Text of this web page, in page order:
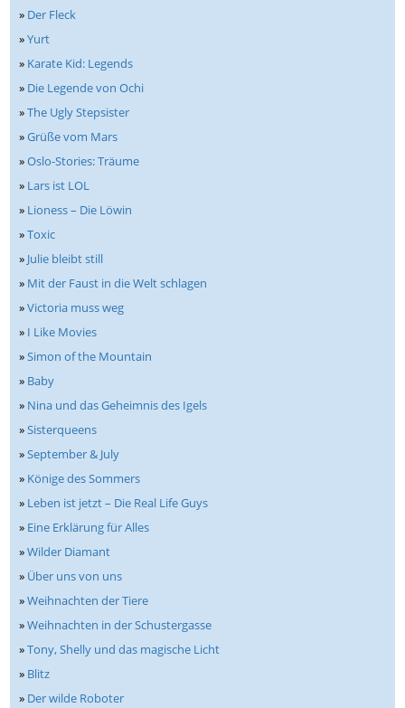
» Der Fleck
»Yurt
» Karate Kid: Legends
» Die Legende von Ochi
»The Ugly Stepsister
»Grüße vom Mars
»Oslo-Stories: Träume
» Lars ist LOL
» Lioness – Die Löwin
»Toxic
» Julie bleibt still
» Mit der Faust in die Welt schlagen
»Victoria muss weg
» I Like Movies
»Simon of the Mountain
» Baby
» Nina und das Geheimnis des Igels
»Sisterqueens
»September & July
» Könige des Sommers
» Leben ist jetzt – Die Real Life Guys
» Eine Erklärung für Alles
»Wilder Diamant
» Über uns von uns
»Weihnachten der Tiere
»Weihnachten in der Schustergasse
»Tony, Shelly und das magische Licht
» Blitz
» Der wilde Roboter